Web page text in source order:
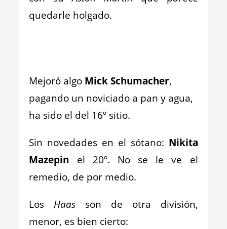
quedarle holgado.
Mejoró algo Mick Schumacher,
pagando un noviciado a pan y agua,
ha sido el del 16º sitio.
Sin novedades en el sótano: Nikita
Mazepin el 20º. No se le ve el
remedio, de por medio.
LosHaas son de otra división,
menor, es bien cierto: